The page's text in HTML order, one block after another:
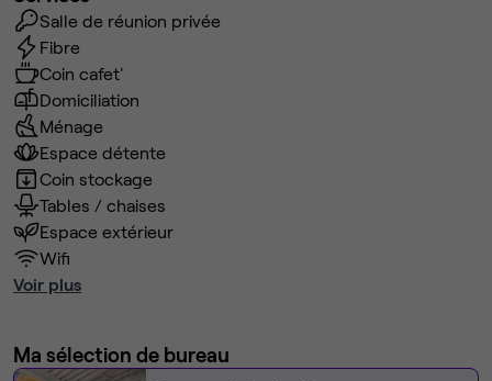
Salle de réunion privée
Fibre
Coin cafet'
Domiciliation
Ménage
Espace détente
Coin stockage
Tables / chaises
Espace extérieur
Wifi
Voir plus
Ma sélection de bureau